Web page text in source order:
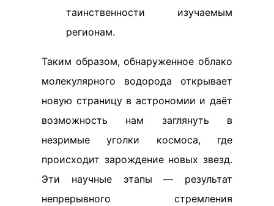
таинственности изучаемым
регионам.
Таким образом, обнаруженное облако
молекулярного водорода открывает
новую страницу в астрономии и даёт
возможность нам заглянуть в
незримые уголки космоса, где
происходит зарождение новых звезд.
Эти научные этапы — результат
непрерывного стремления